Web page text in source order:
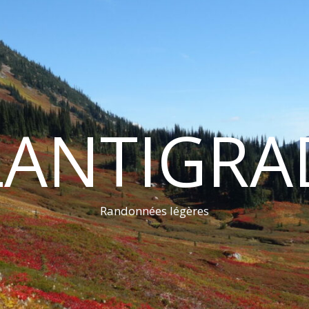
Randonnées légères